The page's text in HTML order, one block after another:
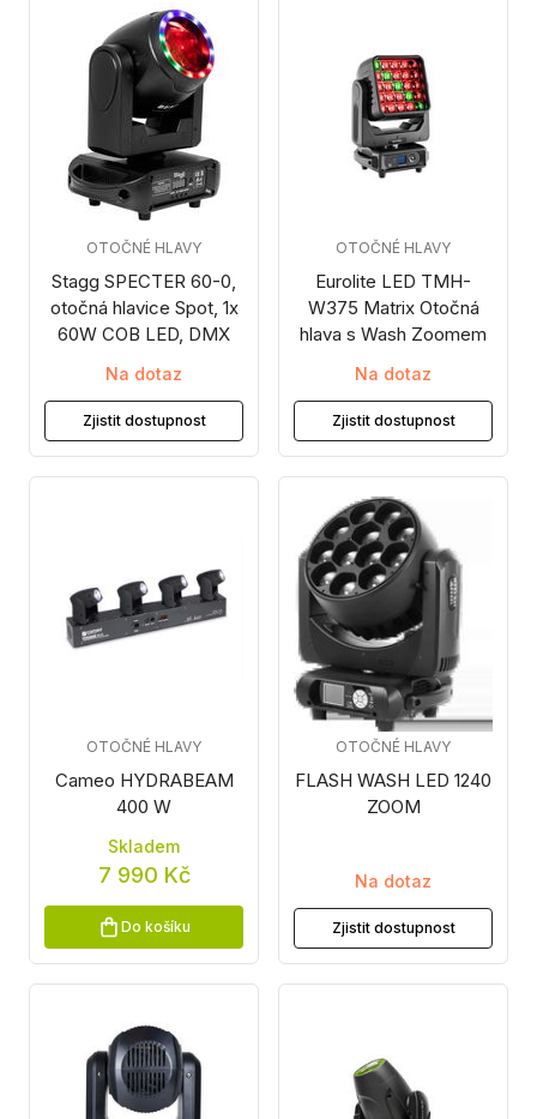
Stagg SPECTER 60-0,
otočná hlavice Spot, 1x
60W COB LED, DMX
OTOČNÉ HLAVY
Na dotaz
Zjistit dostupnost
Eurolite LED TMH-
W375 Matrix Otočná
hlava s Wash Zoomem
OTOČNÉ HLAVY
Na dotaz
Zjistit dostupnost
Cameo HYDRABEAM
400 W
OTOČNÉ HLAVY
Skladem
7 990 Kč
Do košíku
FLASH WASH LED 1240
ZOOM
OTOČNÉ HLAVY
Na dotaz
Zjistit dostupnost